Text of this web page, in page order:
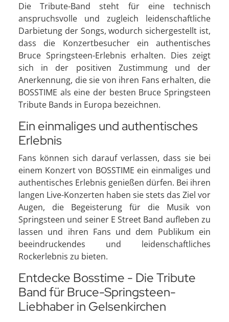
Die Tribute-Band steht für eine technisch
anspruchsvolle und zugleich leidenschaftliche
Darbietung der Songs, wodurch sichergestellt ist,
dass die Konzertbesucher ein authentisches
Bruce Springsteen-Erlebnis erhalten. Dies zeigt
sich in der positiven Zustimmung und der
Anerkennung, die sie von ihren Fans erhalten, die
BOSSTIME als eine der besten Bruce Springsteen
Tribute Bands in Europa bezeichnen.
Ein einmaliges und authentisches
Erlebnis
Fans können sich darauf verlassen, dass sie bei
einem Konzert von BOSSTIME ein einmaliges und
authentisches Erlebnis genießen dürfen. Bei ihren
langen Live-Konzerten haben sie stets das Ziel vor
Augen, die Begeisterung für die Musik von
Springsteen und seiner E Street Band aufleben zu
lassen und ihren Fans und dem Publikum ein
beeindruckendes und leidenschaftliches
Rockerlebnis zu bieten.
Entdecke Bosstime - Die Tribute
Band für Bruce-Springsteen-
Liebhaber in Gelsenkirchen